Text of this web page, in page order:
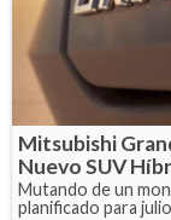
Mitsubishi
Nuevo SUV
Mutando de un
planificado para